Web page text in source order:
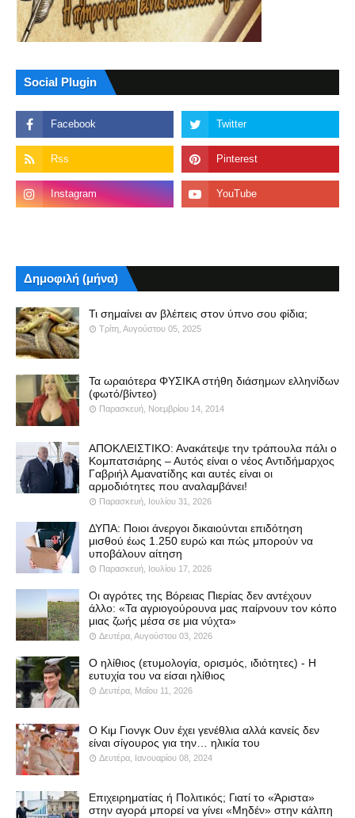
Social Plugin
Δημοφιλή (μήνα)
Τι σημαίνει αν βλέπεις στον ύπνο σου φίδια;
Τρίτη, Αυγούστου 05, 2025
Τα ωραιότερα ΦΥΣΙΚΑ στήθη διάσημων ελληνίδων
(φωτό/βίντεο)
Παρασκευή, Νοεμβρίου 14, 2014
ΑΠΟΚΛΕΙΣΤΙΚΟ: Ανακάτεψε την τράπουλα πάλι ο
Κομπατσιάρης – Αυτός είναι ο νέος Αντιδήμαρχος
Γαβριήλ Αμανατίδης και αυτές είναι οι
αρμοδιότητες που αναλαμβάνει!
Παρασκευή, Ιουλίου 31, 2026
ΔΥΠΑ: Ποιοι άνεργοι δικαιούνται επιδότηση
μισθού έως 1.250 ευρώ και πώς μπορούν να
υποβάλουν αίτηση
Παρασκευή, Ιουλίου 17, 2026
Οι αγρότες της Βόρειας Πιερίας δεν αντέχουν
άλλο: «Τα αγριογούρουνα μας παίρνουν τον κόπο
μιας ζωής μέσα σε μια νύχτα»
Δευτέρα, Αυγούστου 03, 2026
Ο ηλίθιος (ετυμολογία, ορισμός, ιδιότητες) - Η
ευτυχία του να είσαι ηλίθιος
Δευτέρα, Μαΐου 11, 2026
Ο Κιμ Γιονγκ Ουν έχει γενέθλια αλλά κανείς δεν
είναι σίγουρος για την… ηλικία του
Δευτέρα, Ιανουαρίου 08, 2024
Επιχειρηματίας ή Πολιτικός; Γιατί το «Άριστα»
στην αγορά μπορεί να γίνει «Μηδέν» στην κάλπη